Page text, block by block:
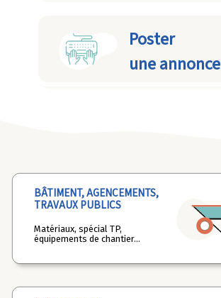
Poster
une annonce
BÂTIMENT, AGENCEMENTS,
TRAVAUX PUBLICS
Matériaux, spécial TP,
équipements de chantier...